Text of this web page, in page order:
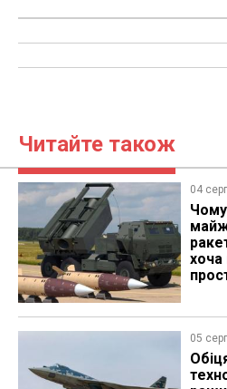
Читайте також
04
хоча
05